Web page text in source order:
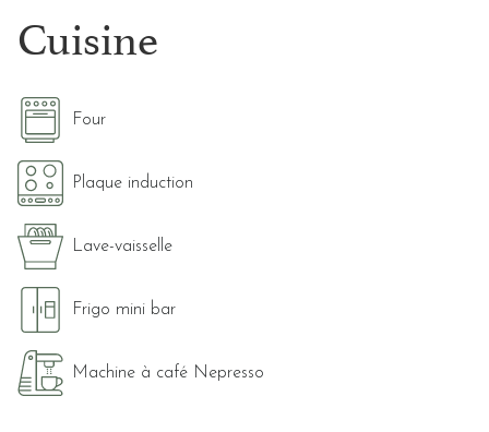
Cuisine
Four
Plaque induction
Lave-vaisselle
Frigo mini bar
Machine à café Nepresso